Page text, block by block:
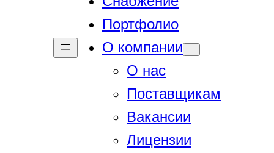
Портфолио
О компании
О нас
Поставщикам
Вакансии
Лицензии